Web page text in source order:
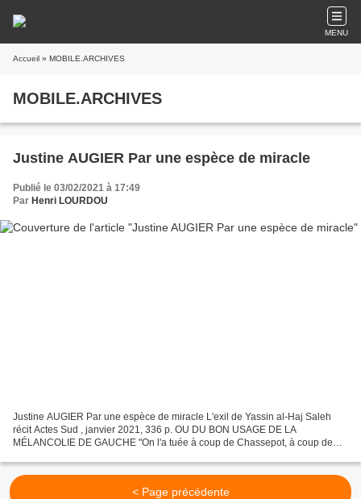
MENU
Accueil » MOBILE.ARCHIVES
MOBILE.ARCHIVES
Justine AUGIER Par une espèce de miracle
Publié le 03/02/2021 à 17:49
Par Henri LOURDOU
Justine AUGIER Par une espèce de miracle L'exil de Yassin al-Haj Saleh
récit Actes Sud , janvier 2021, 336 p. OU DU BON USAGE DE LA
MÉLANCOLIE DE GAUCHE "On l'a tuée à coup de Chassepot, à coup de
< Page précédente